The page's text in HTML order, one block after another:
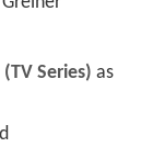
Series)
as